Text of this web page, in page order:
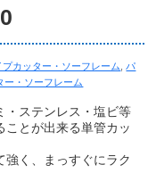
プカッター・ソーフレーム
パ
ー・ソーフレーム
・ステンレス・塩ビ等
ことが出来る単管カッ
強く、まっすぐにラク